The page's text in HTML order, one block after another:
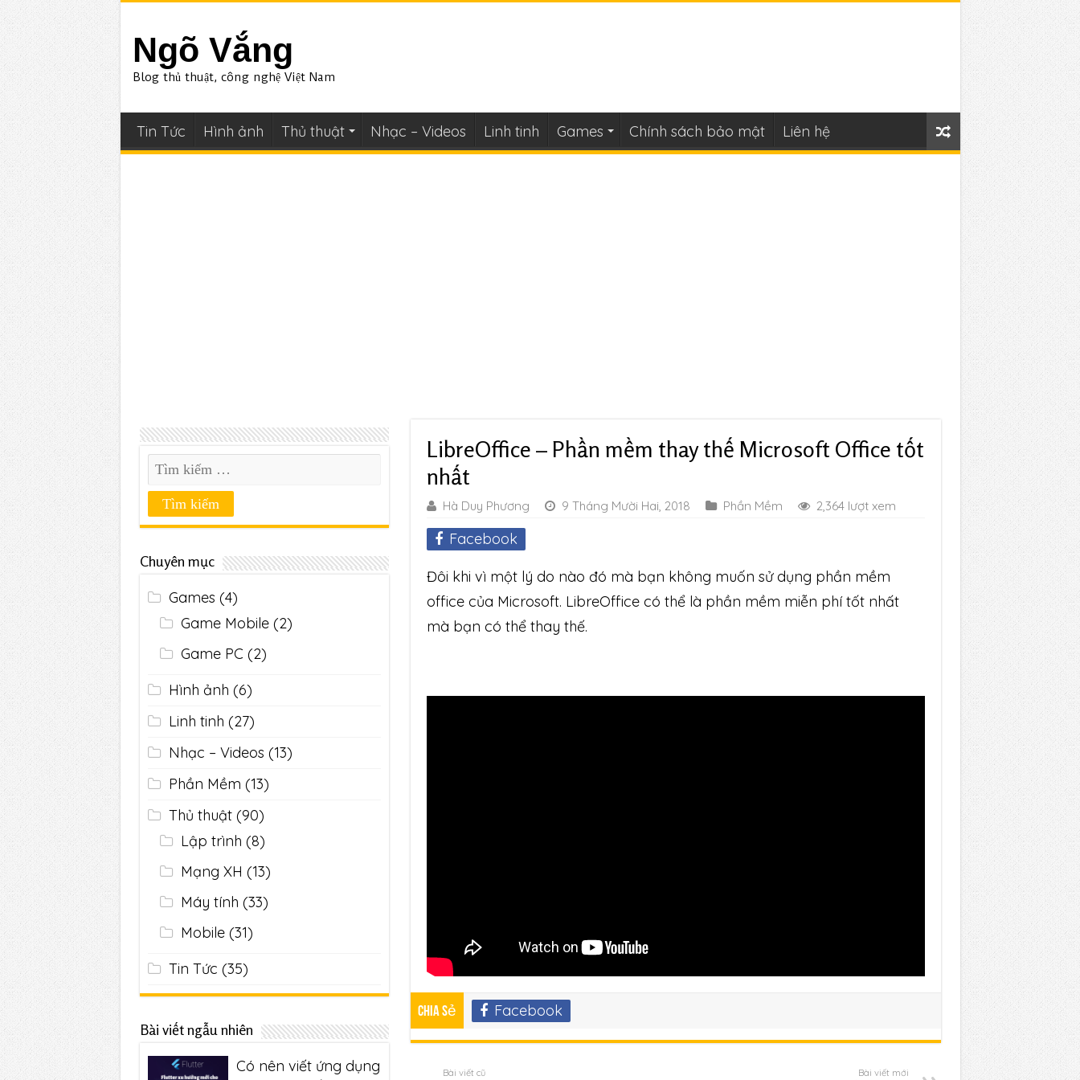
Ngõ Vắng
Blog thủ thuật, công nghệ Việt Nam
Tin Tức Hình ảnh Thủ thuật Nhạc – Videos Linh tinh Games Chính sách bảo mật Liên hệ
LibreOffice – Phần mềm thay thế Microsoft Office tốt
nhất
Hà Duy Phương 9 Tháng Mười Hai, 2018 Phần Mềm 2,364 lượt xem
Facebook
Đôi khi vì một lý do nào đó mà bạn không muốn sử dụng phần mềm
office của Microsoft. LibreOffice có thể là phần mềm miễn phí tốt nhất
mà bạn có thể thay thế.
Chia sẻ Facebook
Bài viết cũ Bài viết mới
Chuyên mục
Games (4)
Game Mobile (2)
Game PC (2)
Hình ảnh (6)
Linh tinh (27)
Nhạc – Videos (13)
Phần Mềm (13)
Thủ thuật (90)
Lập trình (8)
Mạng XH (13)
Máy tính (33)
Mobile (31)
Tin Tức (35)
Bài viết ngẫu nhiên
Có nên viết ứng dụng